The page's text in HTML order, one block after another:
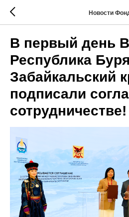
Новости
В первый день
Республика
Забайкальский
подписали
сотрудничестве!